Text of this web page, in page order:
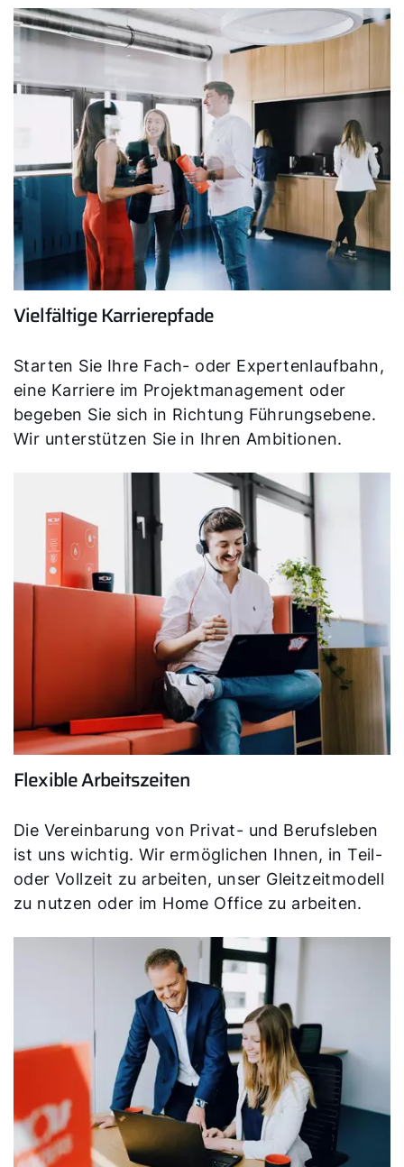
Vielfältige Karrierepfade
Starten Sie Ihre Fach- oder Expertenlaufbahn,
eine Karriere im Projektmanagement oder
begeben Sie sich in Richtung Führungsebene.
Wir unterstützen Sie in Ihren Ambitionen.
Flexible Arbeitszeiten
Die Vereinbarung von Privat- und Berufsleben
ist uns wichtig. Wir ermöglichen Ihnen, in Teil-
oder Vollzeit zu arbeiten, unser Gleitzeitmodell
zu nutzen oder im Home Office zu arbeiten.